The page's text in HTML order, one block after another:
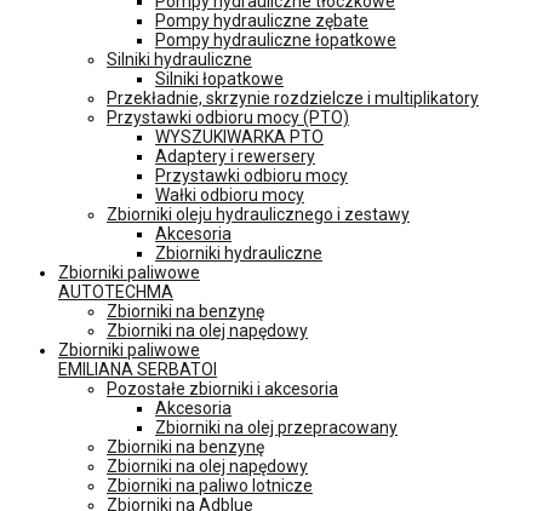
Pompy hydrauliczne zębate
Pompy hydrauliczne łopatkowe
Silniki hydrauliczne
Silniki łopatkowe
Przekładnie, skrzynie rozdzielcze i multiplikatory
Przystawki odbioru mocy (PTO)
WYSZUKIWARKA PTO
Adaptery i rewersery
Przystawki odbioru mocy
Wałki odbioru mocy
Zbiorniki oleju hydraulicznego i zestawy
Akcesoria
Zbiorniki hydrauliczne
Zbiorniki paliwowe
AUTOTECHMA
Zbiorniki na benzynę
Zbiorniki na olej napędowy
Zbiorniki paliwowe
EMILIANA SERBATOI
Pozostałe zbiorniki i akcesoria
Akcesoria
Zbiorniki na olej przepracowany
Zbiorniki na benzynę
Zbiorniki na olej napędowy
Zbiorniki na paliwo lotnicze
Zbiorniki na Adblue